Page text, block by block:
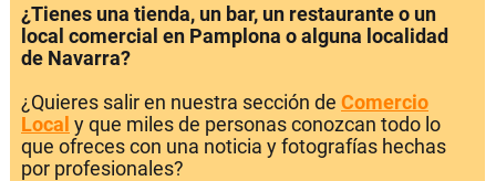
¿Tienes una tienda, un bar, un restaurante o un
local comercial en Pamplona o alguna localidad
de Navarra?
¿Quieres salir en nuestra sección de Comercio
Local y que miles de personas conozcan todo lo
que ofreces con una noticia y fotografías hechas
por profesionales?